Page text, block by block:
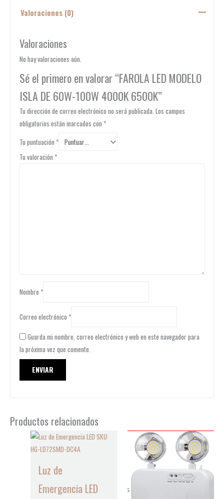
Valoraciones (0)
Valoraciones
No hay valoraciones aún.
Sé el primero en valorar “FAROLA LED MODELO
ISLA DE 60W-100W 4000K 6500K”
Tu dirección de correo electrónico no será publicada. Los campos
obligatorios están marcados con *
Tu puntuación *
Tu valoración *
Nombre *
Correo electrónico *
Guarda mi nombre, correo electrónico y web en este navegador para
la próxima vez que comente.
Productos relacionados
Luz de
Emergencia LED